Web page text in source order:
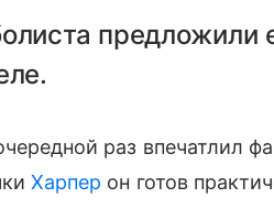
раз впечатлил
Харпер он готов